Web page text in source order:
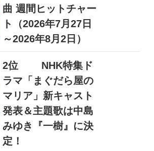
曲 週間ヒットチャー
ト（2026年7月27日
～2026年8月2日）
2位
NHK特集ド
ラマ「まぐだら屋の
マリア」新キャスト
発表＆主題歌は中島
みゆき『一樹』に決
定！